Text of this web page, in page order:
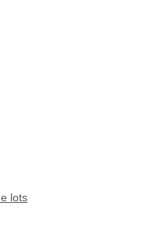
lots